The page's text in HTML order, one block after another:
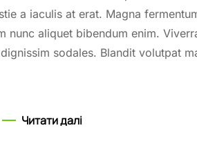
a iaculis at erat. Magna
nunc aliquet bibendum enim.
sodales. Blandit volutpat
Читати далі